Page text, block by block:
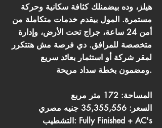
هيلز، وده بيضمنلك كثافة سكانية وحركة
مستمرة. المول بيقدم خدمات متكاملة من
أمن 24 ساعة، جراج تحت الأرض، وإدارة
متخصصة للمرافق. دي فرصة مش هتتكرر
لمقر شركة أو استثمار بعائد سريع
ومضمون بخطة سداد مريحة.
المساحة: 172 متر مربع
السعر: 35,355,556 جنيه مصري
التشطيب: Fully Finished + AC's